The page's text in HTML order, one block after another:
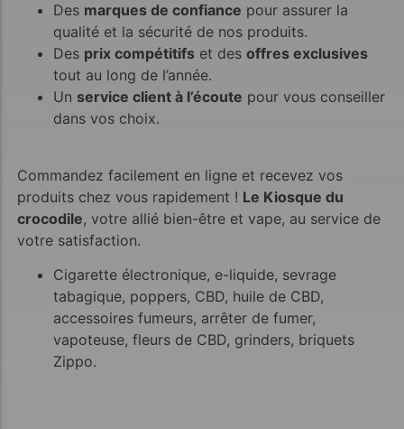
Des marques de confiance pour assurer la
qualité et la sécurité de nos produits.
Des prix compétitifs et des offres exclusives
tout au long de l’année.
Un service client à l’écoute pour vous conseiller
dans vos choix.
Commandez facilement en ligne et recevez vos
produits chez vous rapidement ! Le Kiosque du
crocodile, votre allié bien-être et vape, au service de
votre satisfaction.
Cigarette électronique, e-liquide, sevrage
tabagique, poppers, CBD, huile de CBD,
accessoires fumeurs, arrêter de fumer,
vapoteuse, fleurs de CBD, grinders, briquets
Zippo.